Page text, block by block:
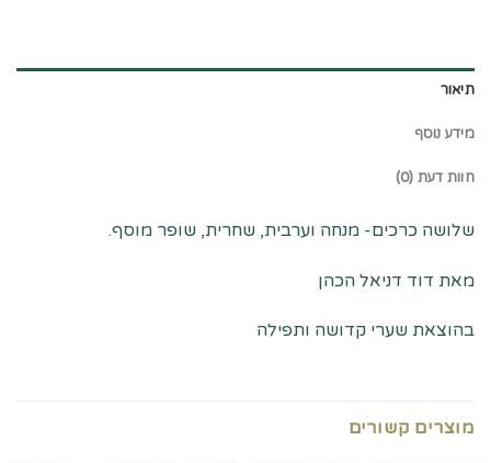
תיאור
מידע נוסף
חוות דעת (0)
שלושה כרכים- מנחה וערבית, שחרית, שופר מוסף.
מאת דוד דניאל הכהן
בהוצאת שערי קדושה ותפילה
מוצרים קשורים